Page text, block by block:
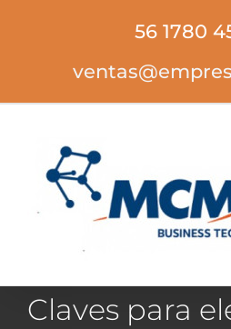
56 1780
Claves para